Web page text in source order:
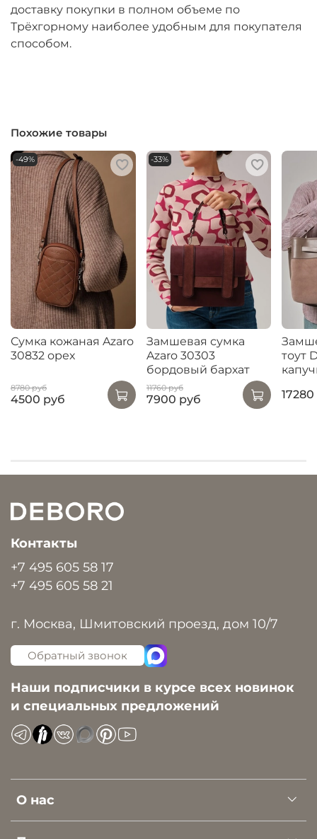
доставку покупки в полном объеме по
Трёхгорному наиболее удобным для покупателя
способом.
Похожие товары
-49%
Сумка кожаная Azaro
30832 орех
8780 руб
4500 руб
-33%
Замшевая сумка
Azaro 30303
бордовый бархат
11760 руб
7900 руб
тоут
О нас
Контакты
+7 495 605 58 17
+7 495 605 58 21
г. Москва, Шмитовский проезд, дом 10/7
Обратный звонок
Наши подписчики в курсе всех новинок
и специальных предложений